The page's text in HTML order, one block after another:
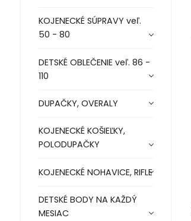
KOJENECKÉ SÚPRAVY veľ.
50 - 80
DETSKÉ OBLEČENIE veľ. 86 -
110
DUPAČKY, OVERALY
KOJENECKÉ KOŠIEĽKY,
POLODUPAČKY
KOJENECKÉ NOHAVICE, RIFLE
DETSKÉ BODY NA KAŽDÝ
MESIAC